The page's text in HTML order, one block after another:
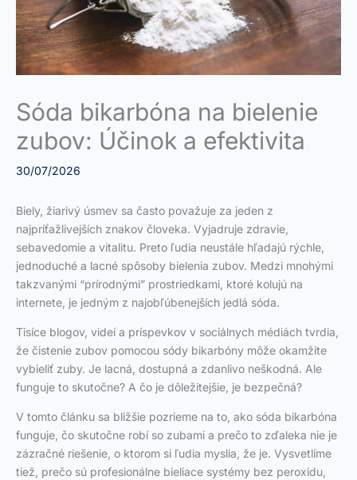
Sóda bikarbóna na bielenie
zubov: Účinok a efektivita
30/07/2026
Biely, žiarivý úsmev sa často považuje za jeden z
najpríťažlivejších znakov človeka. Vyjadruje zdravie,
sebavedomie a vitalitu. Preto ľudia neustále hľadajú rýchle,
jednoduché a lacné spôsoby bielenia zubov. Medzi mnohými
takzvanými “prírodnými” prostriedkami, ktoré kolujú na
internete, je jedným z najobľúbenejších jedlá sóda.
Tisíce blogov, videí a príspevkov v sociálnych médiách tvrdia,
že čistenie zubov pomocou sódy bikarbóny môže okamžite
vybieliť zuby. Je lacná, dostupná a zdanlivo neškodná. Ale
funguje to skutočne? A čo je dôležitejšie, je bezpečná?
V tomto článku sa bližšie pozrieme na to, ako sóda bikarbóna
funguje, čo skutočne robí so zubami a prečo to zďaleka nie je
zázračné riešenie, o ktorom si ľudia myslia, že je. Vysvetlíme
tiež, prečo sú profesionálne bieliace systémy bez peroxidu,